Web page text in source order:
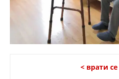
ЕДУКАТИВНО
< врати